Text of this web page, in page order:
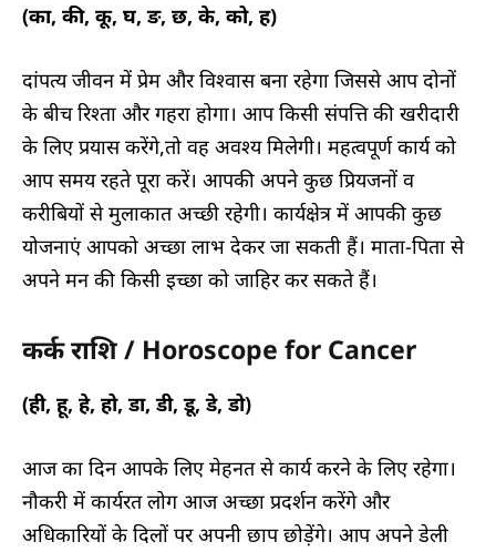
(का, की, कू, घ, ङ, छ, के, को, ह)
दांपत्य जीवन में प्रेम और विश्वास बना रहेगा जिससे आप दोनों
के बीच रिश्ता और गहरा होगा। आप किसी संपत्ति की खरीदारी
के लिए प्रयास करेंगे,तो वह अवश्य मिलेगी। महत्वपूर्ण कार्य को
आप समय रहते पूरा करें। आपकी अपने कुछ प्रियजनों व
करीबियों से मुलाकात अच्छी रहेगी। कार्यक्षेत्र में आपकी कुछ
योजनाएं आपको अच्छा लाभ देकर जा सकती हैं। माता-पिता से
अपने मन की किसी इच्छा को जाहिर कर सकते हैं।
कर्क राशि / Horoscope for Cancer
(ही, हू, हे, हो, डा, डी, डू, डे, डो)
आज का दिन आपके लिए मेहनत से कार्य करने के लिए रहेगा।
नौकरी में कार्यरत लोग आज अच्छा प्रदर्शन करेंगे और
अधिकारियों के दिलों पर अपनी छाप छोड़ेंगे। आप अपने डेली